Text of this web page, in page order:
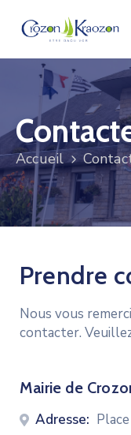
MAIRIE
VIE
LOCALE
VIE
SOCIALE
MER
VOS
DÉMARCHES
Accueil
Prendre
Nous vous
contacter.
Mairie de
Adresse: